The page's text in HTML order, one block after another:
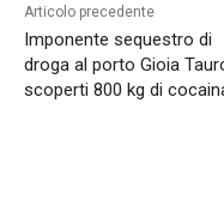
Articolo precedente
Imponente sequestro di
droga al porto Gioia
scoperti 800 kg di